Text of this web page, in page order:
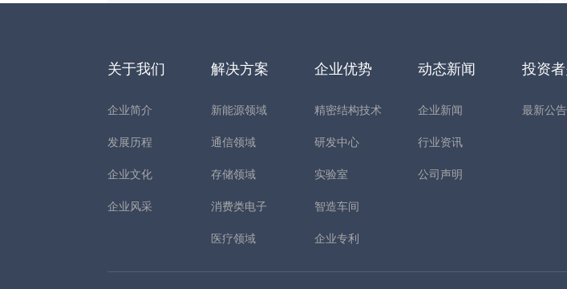
关于我们
企业简介
发展历程
企业文化
企业风采
解决方案
新能源领域
通信领域
存储领域
消费类电子
医疗领域
企业优势
精密结构技术
研发中心
实验室
智造车间
企业专利
动态新闻
企业新闻
行业资讯
公司声明
投资
最新公告